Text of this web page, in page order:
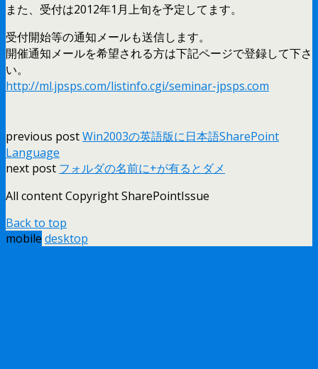
また、受付は2012年1月上旬を予定してます。
受付開始等の通知メールも送信します。
開催通知メールを希望される方は下記ページで登録して下さ
い。
http://ml.jpsps.com/listinfo.cgi/seminar-jpsps.com
previous postWin2003の英語版に日本語SharePoint
Language
next post フォルダの名前に+が有るとダメ
All content Copyright SharePointIssue
Back to top
mobile desktop